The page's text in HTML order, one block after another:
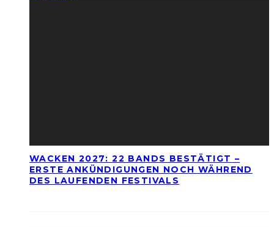
WACKEN 2027: 22 BANDS BESTÄTIGT –
ERSTE ANKÜNDIGUNGEN NOCH WÄHREND
DES LAUFENDEN FESTIVALS